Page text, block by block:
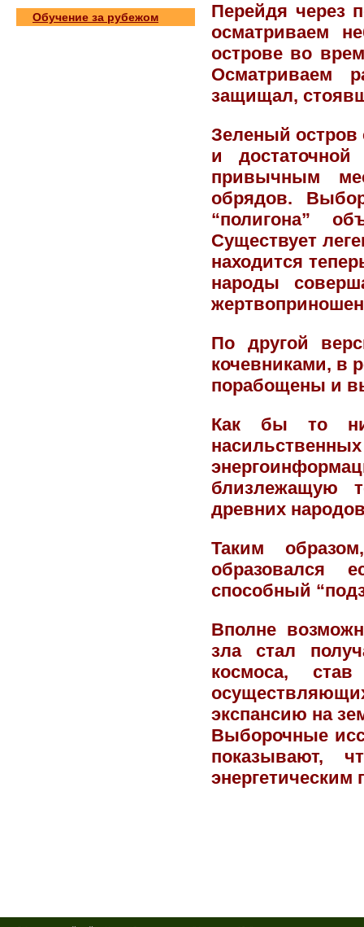
Перейдя через
осматриваем
острове во
Осматриваем
защищал,
Зеленый остров
и
привычным
обрядов.
“полигона”
Существует
находится
народы
По другой
кочевниками, в
порабощены и
Как бы то ни
близлежащую
древних
Таким
образовался
способный
Вполне
зла стал
космоса,
экспансию на
Выборочные
показывают,
энергетическим
Обучение за рубежом